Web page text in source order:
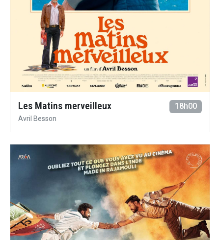
Les Matins merveilleux
Avril Besson
18h00